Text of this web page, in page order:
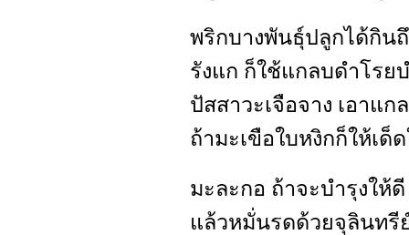
พริกบางพันธุ์ปลูกได้กิน
รังแก ก็ใช้แกลบดำโรย
ปัสสาวะเจือจาง เอาแ
ถ้ามะเขือใบหงิกก็ให้เด็
มะละกอ ถ้าจะบำรุงให้
แล้วหมั่นรดด้วยจุลินทรี